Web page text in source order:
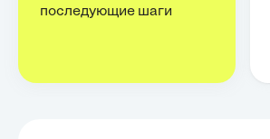
последующие шаги